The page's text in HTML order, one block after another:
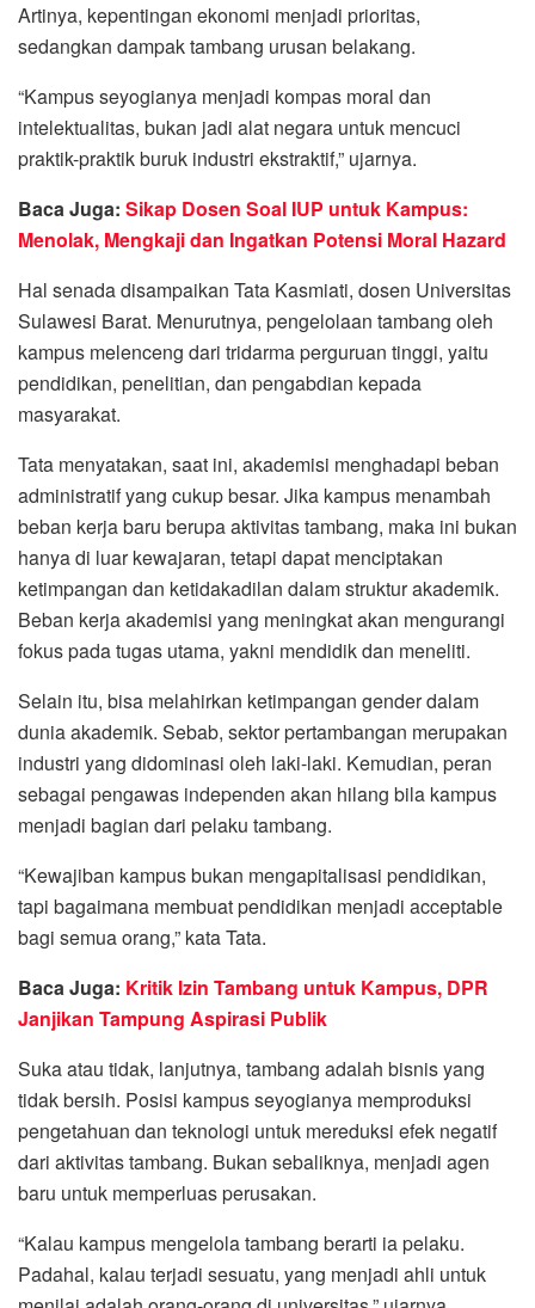
Artinya, kepentingan ekonomi menjadi prioritas,
sedangkan dampak tambang urusan belakang.
“Kampus seyogianya menjadi kompas moral dan
intelektualitas, bukan jadi alat negara untuk mencuci
praktik-praktik buruk industri ekstraktif,” ujarnya.
Baca Juga: Sikap Dosen Soal IUP untuk Kampus:
Menolak, Mengkaji dan Ingatkan Potensi Moral Hazard
Hal senada disampaikan Tata Kasmiati, dosen Universitas
Sulawesi Barat. Menurutnya, pengelolaan tambang oleh
kampus melenceng dari tridarma perguruan tinggi, yaitu
pendidikan, penelitian, dan pengabdian kepada
masyarakat.
Tata menyatakan, saat ini, akademisi menghadapi beban
administratif yang cukup besar. Jika kampus menambah
beban kerja baru berupa aktivitas tambang, maka ini bukan
hanya di luar kewajaran, tetapi dapat menciptakan
ketimpangan dan ketidakadilan dalam struktur akademik.
Beban kerja akademisi yang meningkat akan mengurangi
fokus pada tugas utama, yakni mendidik dan meneliti.
Selain itu, bisa melahirkan ketimpangan gender dalam
dunia akademik. Sebab, sektor pertambangan merupakan
industri yang didominasi oleh laki-laki. Kemudian, peran
sebagai pengawas independen akan hilang bila kampus
menjadi bagian dari pelaku tambang.
“Kewajiban kampus bukan mengapitalisasi pendidikan,
tapi bagaimana membuat pendidikan menjadi acceptable
bagi semua orang,” kata Tata.
Baca Juga: Kritik Izin Tambang untuk Kampus, DPR
Janjikan Tampung Aspirasi Publik
Suka atau tidak, lanjutnya, tambang adalah bisnis yang
tidak bersih. Posisi kampus seyogianya memproduksi
pengetahuan dan teknologi untuk mereduksi efek negatif
dari aktivitas tambang. Bukan sebaliknya, menjadi agen
baru untuk memperluas perusakan.
“Kalau kampus mengelola tambang berarti ia pelaku.
Padahal, kalau terjadi sesuatu, yang menjadi ahli untuk